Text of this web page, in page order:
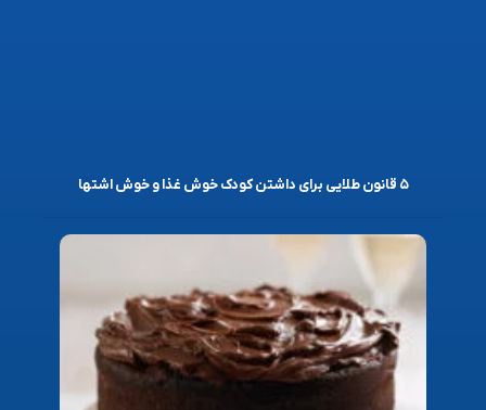
۵ قانون طلایی برای داشتن کودک خوش غذا و خوش اشتها